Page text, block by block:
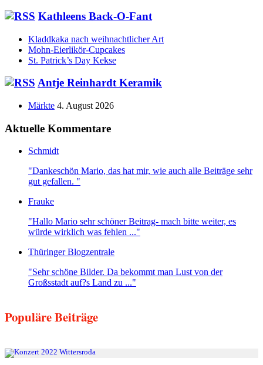
Kathleens Back-O-Fant
Kladdkaka nach weihnachtlicher Art
Mohn-Eierlikör-Cupcakes
St. Patrick’s Day Kekse
Antje Reinhardt Keramik
Märkte 4. August 2026
Aktuelle Kommentare
Schmidt
"Dankeschön Mario, das hat mir, wie auch alle Beiträge sehr
gut gefallen. "
Frauke
"Hallo Mario sehr schöner Beitrag- mach bitte weiter, es
würde wirklich was fehlen ..."
Thüringer Blogzentrale
"Sehr schöne Bilder. Da bekommt man Lust von der
Großsstadt auf?s Land zu ..."
Populäre Beiträge